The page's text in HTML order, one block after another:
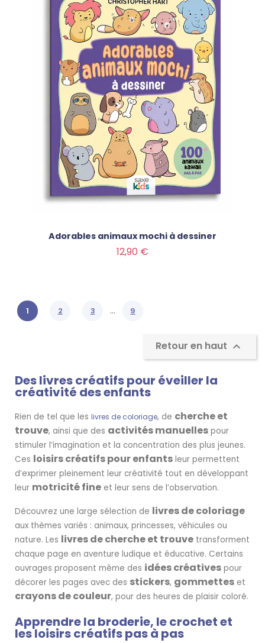
Adorables animaux mochi à dessiner
12,90 €
1 2 3 … 9
Retour en haut 
Des livres créatifs pour éveiller la
créativité des enfants
Rien de tel que les livres de coloriage, de cherche et
trouve, ainsi que des activités manuelles pour
stimuler l’imagination et la concentration des plus jeunes.
Ces loisirs créatifs pour enfants leur permettent
d’exprimer pleinement leur créativité tout en développant
leur motricité fine et leur sens de l’observation.
Découvrez une large sélection de livres de coloriage
aux thèmes variés : animaux, princesses, véhicules ou
nature. Les livres de cherche et trouve transforment
chaque page en aventure ludique et éducative. Certains
ouvrages proposent même des idées créatives pour
décorer les pages avec des stickers, gommettes et
crayons de couleur, pour des heures de plaisir coloré.
Apprendre la broderie, le crochet et
les loisirs créatifs pas à pas